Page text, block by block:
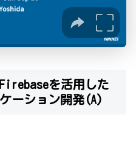
を活用した
ーション開発(A)